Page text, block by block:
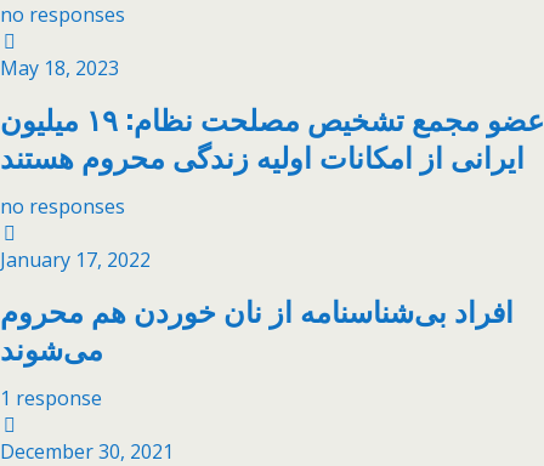
no responses
May 18, 2023
عضو مجمع تشخیص مصلحت نظام: ۱۹ میلیون
ایرانی از امکانات اولیه زندگی محروم هستند
no responses
January 17, 2022
افراد بی‌شناسنامه از نان خوردن هم محروم
می‌شوند
1 response
December 30, 2021